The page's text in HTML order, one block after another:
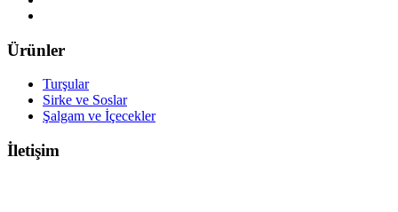
Ürünler
Turşular
Sirke ve Soslar
Şalgam ve İçecekler
İletişim